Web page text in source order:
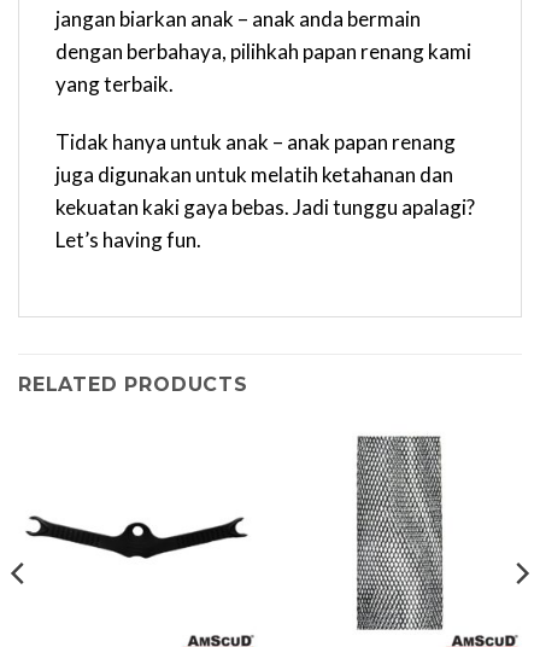
jangan biarkan anak – anak anda bermain
dengan berbahaya, pilihkah papan renang kami
yang terbaik.
Tidak hanya untuk anak – anak papan renang
juga digunakan untuk melatih ketahanan dan
kekuatan kaki gaya bebas. Jadi tunggu apalagi?
Let’s having fun.
RELATED PRODUCTS